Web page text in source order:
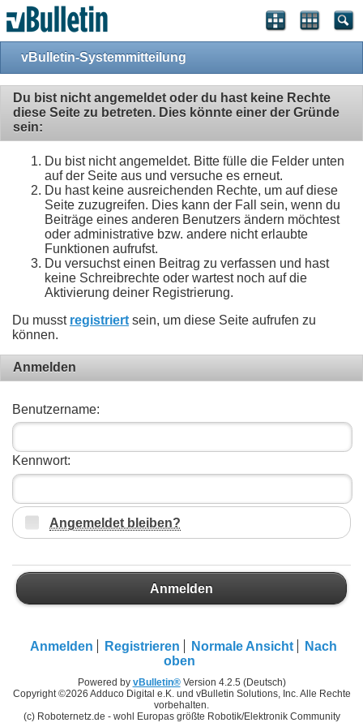
vBulletin-Systemmitteilung
Du bist nicht angemeldet oder du hast keine Rechte
diese Seite zu betreten. Dies könnte einer der Gründe
sein:
Du bist nicht angemeldet. Bitte fülle die Felder unten
auf der Seite aus und versuche es erneut.
Du hast keine ausreichenden Rechte, um auf diese
Seite zuzugreifen. Dies kann der Fall sein, wenn du
Beiträge eines anderen Benutzers ändern möchtest
oder administrative bzw. andere nicht erlaubte
Funktionen aufrufst.
Du versuchst einen Beitrag zu verfassen und hast
keine Schreibrechte oder wartest noch auf die
Aktivierung deiner Registrierung.
Du musst registriert sein, um diese Seite aufrufen zu
können.
Anmelden
Benutzername:
Kennwort:
Angemeldet bleiben?
Anmelden
Anmelden Registrieren Normale Ansicht
Nach
oben
Powered by vBulletin®Version 4.2.5 (Deutsch)
Copyright ©2026 Adduco Digital e.K. und vBulletin Solutions, Inc. Alle Rechte
vorbehalten.
(c) Roboternetz.de - wohl Europas größte Robotik/Elektronik Community